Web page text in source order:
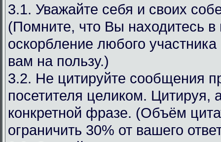
3.1. Уважайте себя и своих
(Помните, что Вы находитесь
оскорбление любого
вам на пользу.)
3.2. Не цитируйте сообщения
посетителя целиком. Цитируя,
конкретной фразе. (Объём
ограничить 30% от вашего